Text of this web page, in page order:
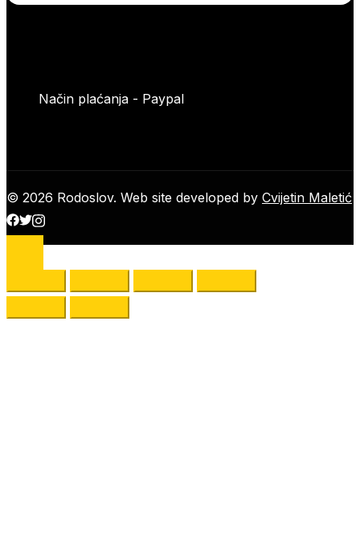
Način plaćanja - Paypal
© 2026 Rodoslov. Web site developed by Cvijetin Maletić